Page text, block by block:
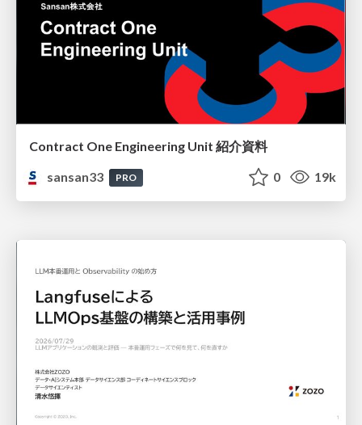
Contract One Engineering Unit 紹介資料
sansan33
PRO 0 19k